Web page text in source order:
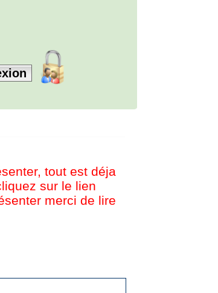
tout est déja
sur le lien
merci de lire